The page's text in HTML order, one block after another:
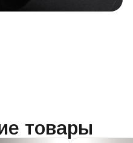
товары